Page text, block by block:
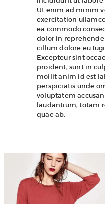
Ut enim ad minim
exercitation
ea commodo
dolor in
cillum dolore eu
Excepteur sint
proident, sunt in
mollit anim id est
perspiciatis unde
voluptatem
laudantium, totam
quae ab.